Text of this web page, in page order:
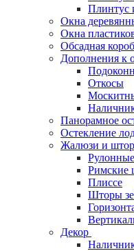
Плинтус
Окна
Окна
Обсадная
Дополнения к
Откосы
Панорамное
Остекление
Жалюзи и
Римские
Плиссе
Шторы
Декор